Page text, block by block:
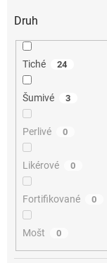
Druh
Tiché 24
Šumivé 3
Perlivé 0
Likérové 0
Fortifikované 0
Mošt 0